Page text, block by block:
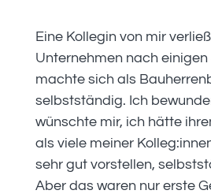
Eine Kollegin von mir
Unternehmen nach einigen
machte sich als
selbstständig. Ich
wünschte mir, ich hätte
als viele meiner
sehr gut vorstellen,
Aber das waren nur erste